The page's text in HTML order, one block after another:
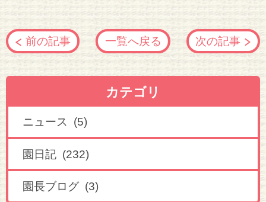
前の記事 一覧へ戻る 次の記事
カテゴリ
ニュース (5)
園日記 (232)
園長ブログ (3)